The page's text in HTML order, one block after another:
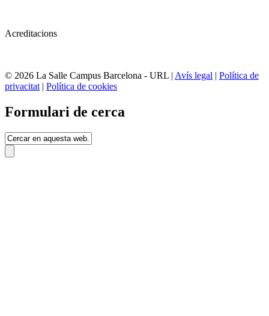
Acreditacions
© 2026 La Salle Campus Barcelona - URL | Avís legal | Política de
privacitat | Política de cookies
Formulari de cerca